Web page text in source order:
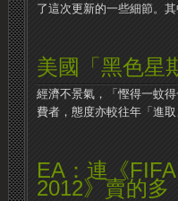
了這次更新的一些細節。
美國「黑色星
經濟不景氣，「慳得一蚊
費者，態度亦較往年「進
EA：連《
2012》賣的多